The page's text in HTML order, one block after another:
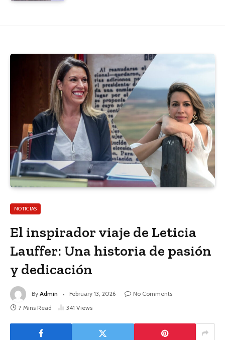
NOTICIAS
El inspirador viaje de Leticia
Lauffer: Una historia de pasión
y dedicación
By Admin February 13, 2026
No Comments
7 Mins Read
341 Views